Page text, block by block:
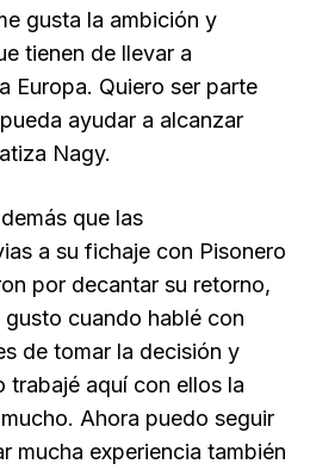
gusta la ambición y
tienen de llevar a
Europa. Quiero ser parte
ayudar a alcanzar
Nagy.
que las
a su fichaje con Pisonero
por decantar su retorno,
cuando hablé con
de tomar la decisión y
trabajé aquí con ellos la
Ahora puedo seguir
mucha experiencia también